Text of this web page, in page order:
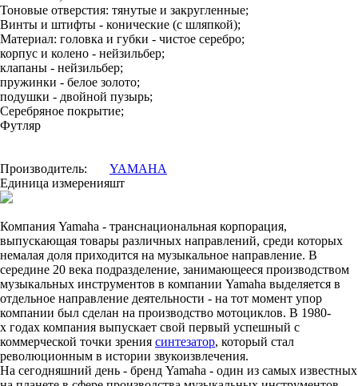
Тоновые отверстия: тянутые и закругленные;
Винты и штифты - конические (с шляпкой);
Материал: головка и губки - чистое серебро;
корпус и колено - нейзильбер;
клапаны - нейзильбер;
пружинки - белое золото;
подушки - двойной пузырь;
Серебряное покрытие;
Футляр
Производитель:
YAMAHA
Единица измеренияшт
Компания Yamaha - транснациональная корпорация,
выпускающая товары различных направлений, среди которых
немалая доля приходится на музыкальное направление. В
середине 20 века подразделение, занимающееся производством
музыкальных инструментов в компании Yamaha выделяется в
отдельное направление деятельности - на тот момент упор
компании был сделан на производство мотоциклов. В 1980-
х годах компания выпускает свой первый успешный с
коммерческой точки зрения синтезатор, который стал
революционным в истории звукоизвлечения.
На сегодняшний день - бренд Yamaha - один из самых известных